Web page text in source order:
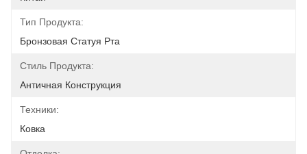
Тип Продукта:
Бронзовая Статуя Рта
Стиль Продукта:
Античная Конструкция
Техники:
Ковка